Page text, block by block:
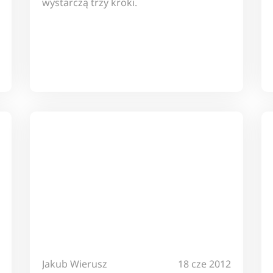
Jakub Wierusz 18 cze 2012